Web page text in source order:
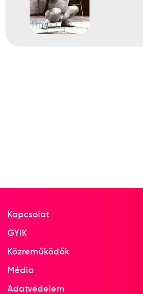
Kapcsolat
GYIK
Közreműködők
Média
Adatvédelem